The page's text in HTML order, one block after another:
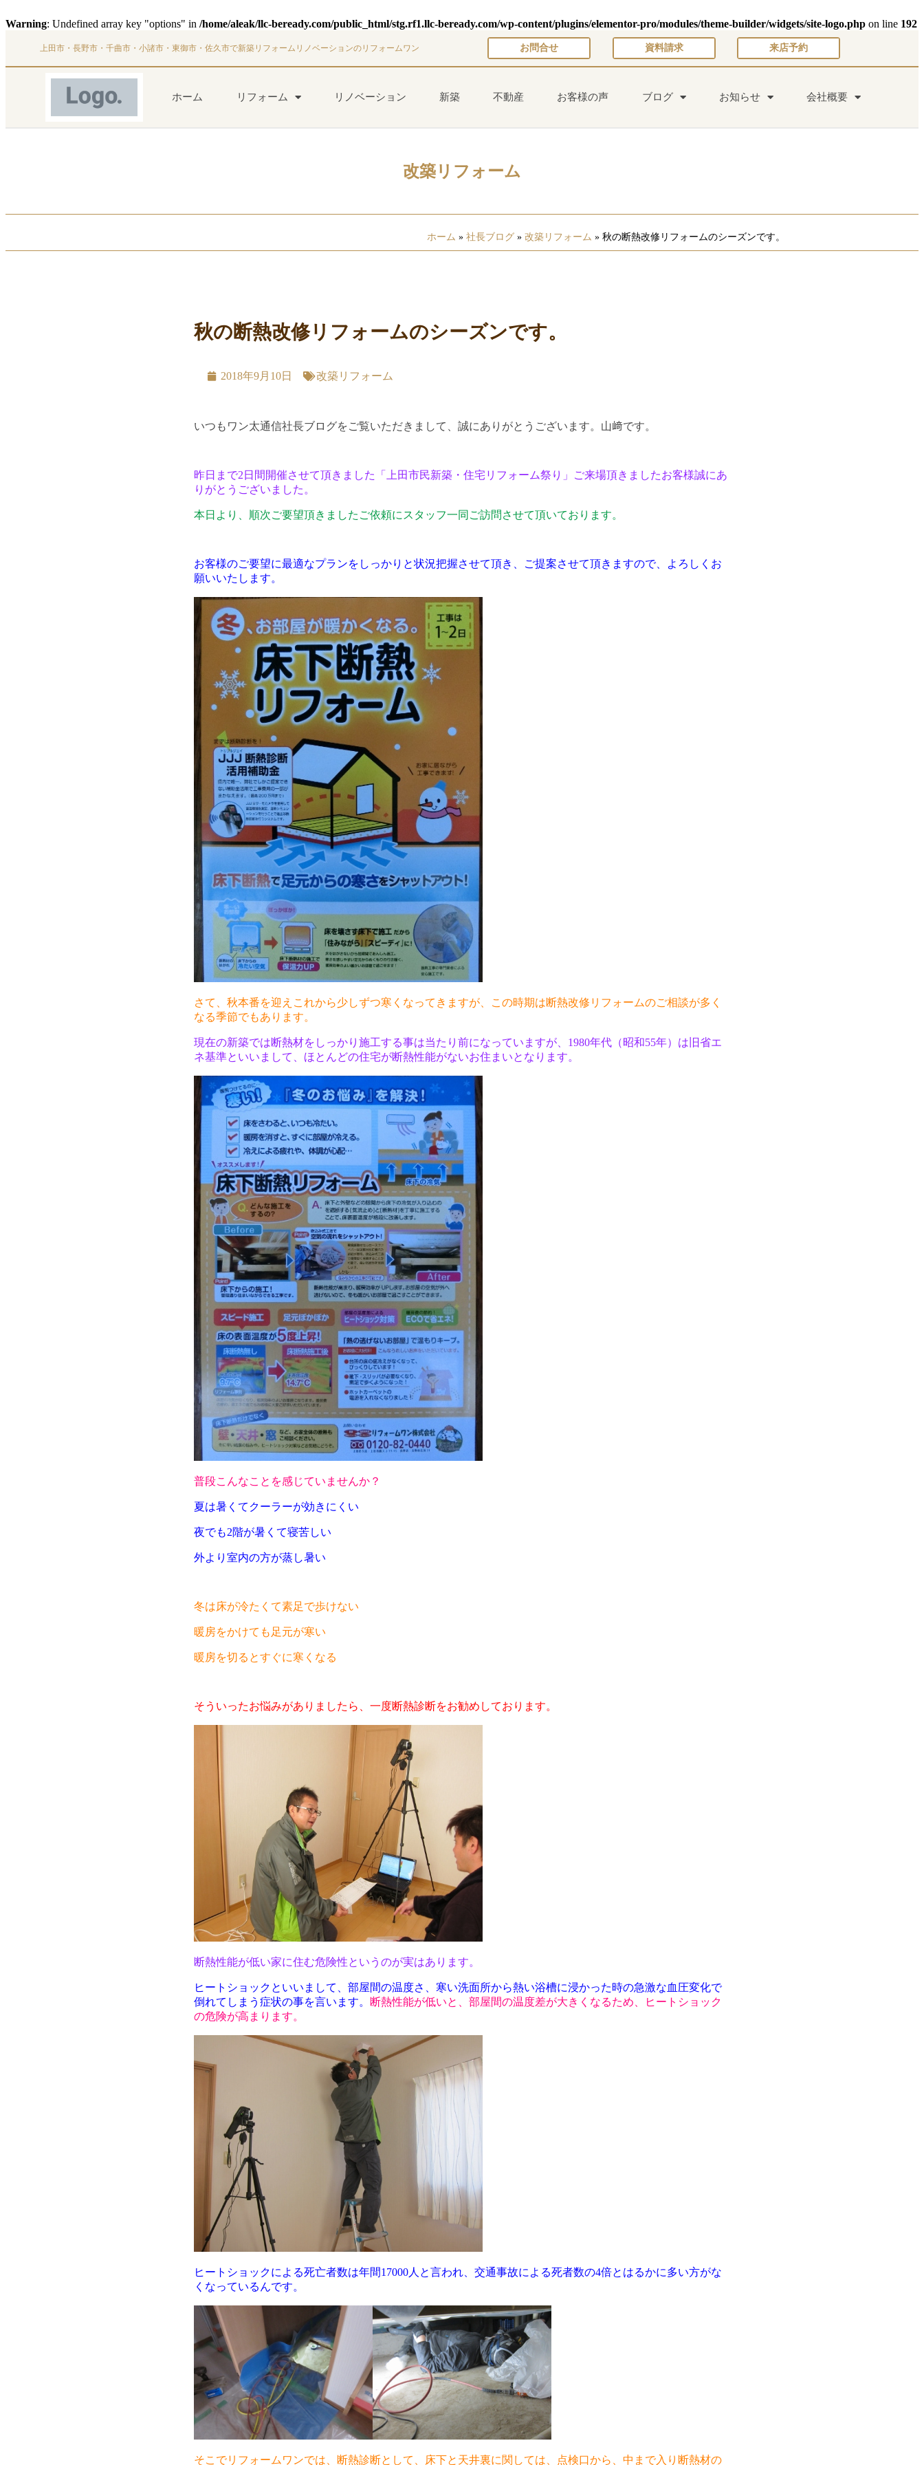
Warning: Undefined array key "options" in /home/aleak/llc-beready.com/public_html/stg.rf1.llc-beready.com/wp-content/plugins/elementor-pro/modules/theme-builder/widgets/site-logo.php on line 192
上田市・長野市・千曲市・小諸市・東御市・佐久市で新築リフォームリノベーションのリフォームワン お問合せ 資料請求 来店予約
ホーム リフォーム リノベーション 新築 不動産 お客様の声 ブログ お知らせ 会社概要
改築リフォーム
ホーム » 社長ブログ » 改築リフォーム » 秋の断熱改修リフォームのシーズンです。
秋の断熱改修リフォームのシーズンです。
2018年9月10日 改築リフォーム
いつもワン太通信社長ブログをご覧いただきまして、誠にありがとうございます。山﨑です。
昨日まで2日間開催させて頂きました「上田市民新築・住宅リフォーム祭り」ご来場頂きましたお客様誠にあ
りがとうございました。
本日より、順次ご要望頂きましたご依頼にスタッフ一同ご訪問させて頂いております。
お客様のご要望に最適なプランをしっかりと状況把握させて頂き、ご提案させて頂きますので、よろしくお
願いいたします。
さて、秋本番を迎えこれから少しずつ寒くなってきますが、この時期は断熱改修リフォームのご相談が多く
なる季節でもあります。
現在の新築では断熱材をしっかり施工する事は当たり前になっていますが、1980年代（昭和55年）は旧省エ
ネ基準といいまして、ほとんどの住宅が断熱性能がないお住まいとなります。
普段こんなことを感じていませんか？
夏は暑くてクーラーが効きにくい
夜でも2階が暑くて寝苦しい
外より室内の方が蒸し暑い
冬は床が冷たくて素足で歩けない
暖房をかけても足元が寒い
暖房を切るとすぐに寒くなる
そういったお悩みがありましたら、一度断熱診断をお勧めしております。
断熱性能が低い家に住む危険性というのが実はあります。
ヒートショックといいまして、部屋間の温度さ、寒い洗面所から熱い浴槽に浸かった時の急激な血圧変化で
倒れてしまう症状の事を言います。
断熱性能が低いと、部屋間の温度差が大きくなるため、ヒートショック
の危険が高まります。
ヒートショックによる死亡者数は年間17000人と言われ、交通事故による死者数の4倍とはるかに多い方がな
くなっているんです。
そこでリフォームワンでは、断熱診断として、床下と天井裏に関しては、点検口から、中まで入り断熱材の